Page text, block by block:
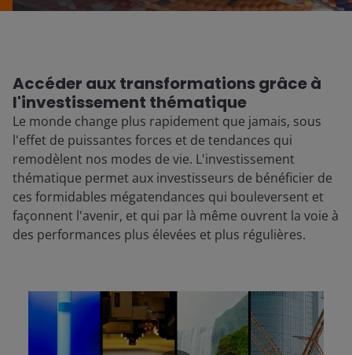
Accéder aux transformations grâce à
l'investissement thématique
Le monde change plus rapidement que jamais, sous
l'effet de puissantes forces et de tendances qui
remodèlent nos modes de vie. L'investissement
thématique permet aux investisseurs de bénéficier de
ces formidables mégatendances qui bouleversent et
façonnent l'avenir, et qui par là même ouvrent la voie à
des performances plus élevées et plus régulières.